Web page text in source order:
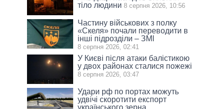
тіло людини 8 серпня 2026, 10:56
Частину військових з полку
«Скеля» почали переводити в
інші підрозділи – ЗМІ
8 серпня 2026, 02:41
У Києві після атаки балістикою
у двох районах сталися пожежі
8 серпня 2026, 03:47
Удари рф по портах можуть
удвічі скоротити експорт